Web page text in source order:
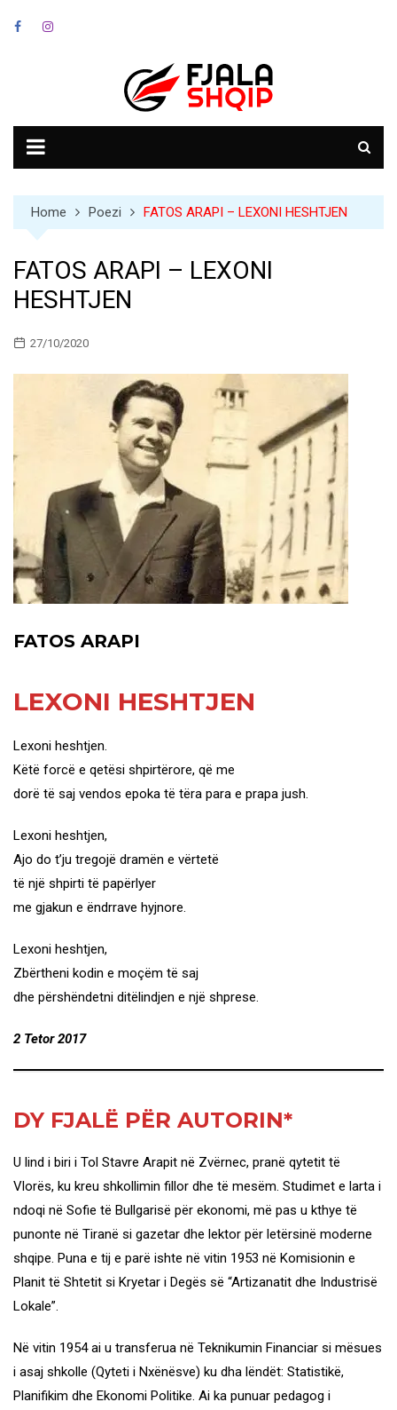
Home Poezi FATOS ARAPI – LEXONI HESHTJEN
FATOS ARAPI – LEXONI
HESHTJEN
27/10/2020
FATOS ARAPI
LEXONI HESHTJEN
Lexoni heshtjen.
Këtë forcë e qetësi shpirtërore, që me
dorë të saj vendos epoka të tëra para e prapa jush.
Lexoni heshtjen,
Ajo do t’ju tregojë dramën e vërtetë
të një shpirti të papërlyer
me gjakun e ëndrrave hyjnore.
Lexoni heshtjen,
Zbërtheni kodin e moçëm të saj
dhe përshëndetni ditëlindjen e një shprese.
2 Tetor 2017
DY FJALË PËR AUTORIN*
U lind i biri i Tol Stavre Arapit në Zvërnec, pranë qytetit të
Vlorës, ku kreu shkollimin fillor dhe të mesëm. Studimet e larta i
ndoqi në Sofie të Bullgarisë për ekonomi, më pas u kthye të
punonte në Tiranë si gazetar dhe lektor për letërsinë moderne
shqipe. Puna e tij e parë ishte në vitin 1953 në Komisionin e
Planit të Shtetit si Kryetar i Degës së “Artizanatit dhe Industrisë
Lokale”.
Në vitin 1954 ai u transferua në Teknikumin Financiar si mësues
i asaj shkolle (Qyteti i Nxënësve) ku dha lëndët: Statistikë,
Planifikim dhe Ekonomi Politike. Ai ka punuar pedagog i